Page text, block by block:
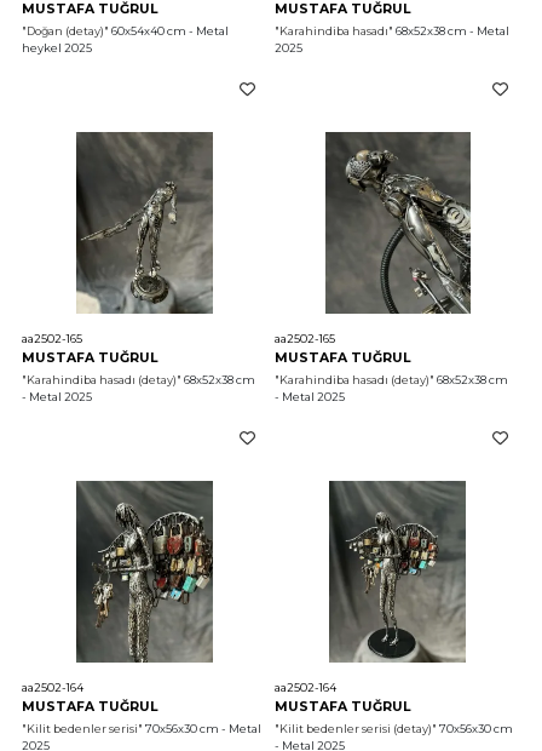
MUSTAFA TUĞRUL
"Doğan (detay)" 60x54x40 cm - Metal
heykel 2025
MUSTAFA TUĞRUL
"Karahindiba hasadı" 68x52x38 cm - Metal
2025
aa2502-165
MUSTAFA TUĞRUL
"Karahindiba hasadı (detay)" 68x52x38 cm
- Metal 2025
aa2502-165
MUSTAFA TUĞRUL
"Karahindiba hasadı (detay)" 68x52x38 cm
- Metal 2025
aa2502-164
MUSTAFA TUĞRUL
"Kilit bedenler serisi" 70x56x30 cm - Metal
2025
aa2502-164
MUSTAFA TUĞRUL
"Kilit bedenler serisi (detay)" 70x56x30 cm
- Metal 2025